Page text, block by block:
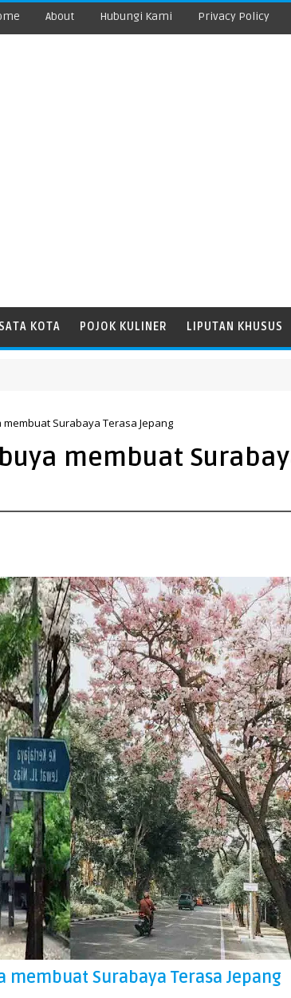
About Hubungi Kami Privacy Policy
KOTA POJOK KULINER LIPUTAN KHUSUS
Surabaya Terasa Jepang
membuat
membuat Surabaya Terasa Jepang